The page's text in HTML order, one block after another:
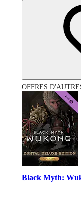
OFFRES
Black Myth: